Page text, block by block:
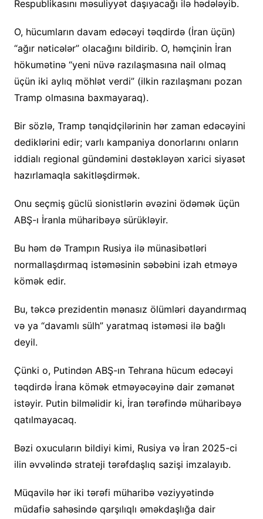
Respublikasını məsuliyyət daşıyacağı ilə hədələyib.
O, hücumların davam edəcəyi təqdirdə (İran üçün)
“ağır nəticələr” olacağını bildirib. O, həmçinin İran
hökumətinə “yeni nüvə razılaşmasına nail olmaq
üçün iki aylıq möhlət verdi” (ilkin razılaşmanı pozan
Tramp olmasına baxmayaraq).
Bir sözlə, Tramp tənqidçilərinin hər zaman edəcəyini
dediklərini edir; varlı kampaniya donorlarını onların
iddialı regional gündəmini dəstəkləyən xarici siyasət
hazırlamaqla sakitləşdirmək.
Onu seçmiş güclü sionistlərin əvəzini ödəmək üçün
ABŞ-ı İranla müharibəyə sürükləyir.
Bu həm də Trampın Rusiya ilə münasibətləri
normallaşdırmaq istəməsinin səbəbini izah etməyə
kömək edir.
Bu, təkcə prezidentin mənasız ölümləri dayandırmaq
və ya “davamlı sülh” yaratmaq istəməsi ilə bağlı
deyil.
Çünki o, Putindən ABŞ-ın Tehrana hücum edəcəyi
təqdirdə İrana kömək etməyəcəyinə dair zəmanət
istəyir. Putin bilməlidir ki, İran tərəfində müharibəyə
qatılmayacaq.
Bəzi oxucuların bildiyi kimi, Rusiya və İran 2025-ci
ilin əvvəlində strateji tərəfdaşlıq sazişi imzalayıb.
Müqavilə hər iki tərəfi müharibə vəziyyətində
müdafiə sahəsində qarşılıqlı əməkdaşlığa dair